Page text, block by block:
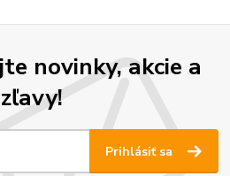
novinky, akcie a
zľavy!
Prihlásiť sa